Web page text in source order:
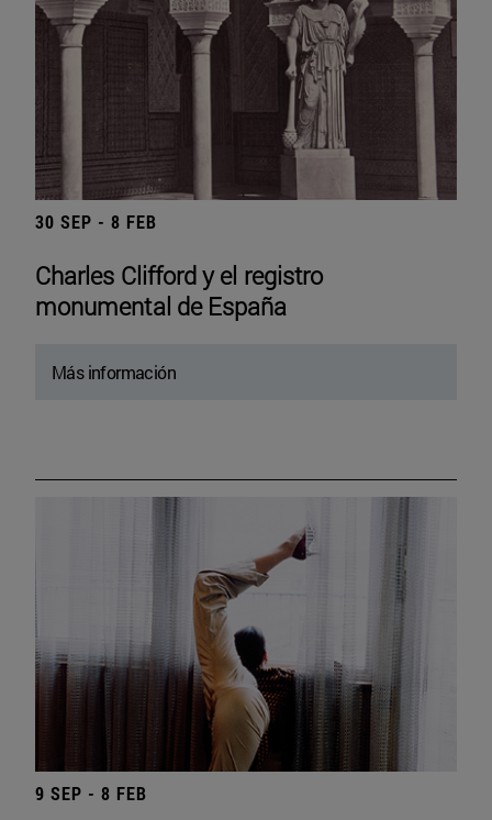
30 SEP - 8 FEB
Charles Clifford y el registro
monumental de España
Más información
9 SEP - 8 FEB